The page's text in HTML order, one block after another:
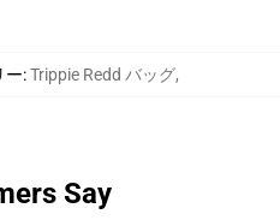
ー:Trippie Redd バッグ,
Say